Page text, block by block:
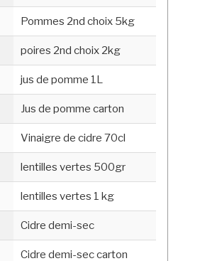
Pommes 2nd choix 5kg
poires 2nd choix 2kg
jus de pomme 1L
Jus de pomme carton
Vinaigre de cidre 70cl
lentilles vertes 500gr
lentilles vertes 1 kg
Cidre demi-sec
Cidre demi-sec carton